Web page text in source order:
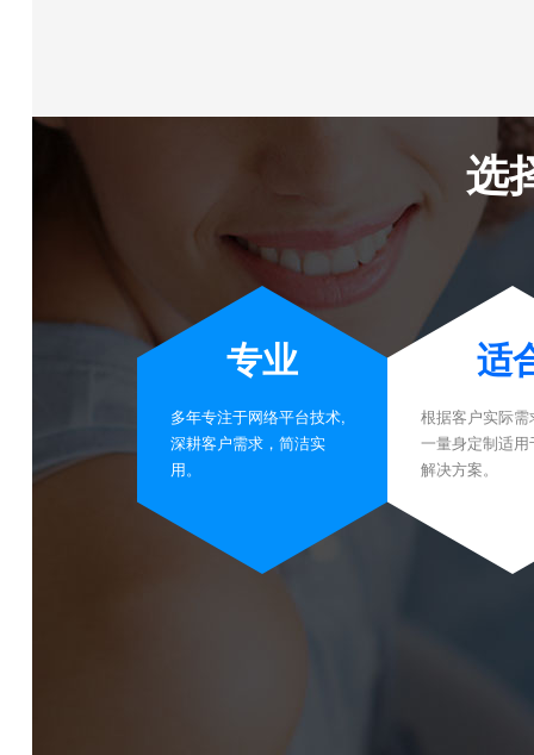
选
专业
多年专注于网络平台技术,
深耕客户需求，简洁实
用。
适
根据客户实际
一量身定制适
解决方案。